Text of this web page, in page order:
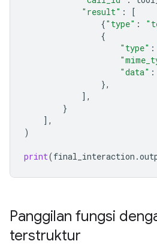
"result" :
[
{"type" :
{
"type" :
"data" :
},
],
}
],
)
print(final_interaction .
Panggilan fungsi
terstruktur